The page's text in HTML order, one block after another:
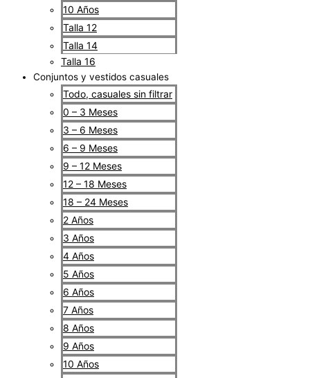
10 Años
Talla 12
Talla 14
Talla 16
Conjuntos y vestidos casuales
Todo, casuales sin filtrar
0 – 3 Meses
3 – 6 Meses
6 – 9 Meses
9 – 12 Meses
12 – 18 Meses
18 – 24 Meses
2 Años
3 Años
4 Años
5 Años
6 Años
7 Años
8 Años
9 Años
10 Años